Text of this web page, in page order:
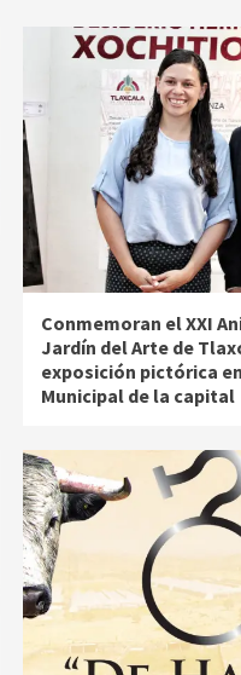
Conmemoran el XXI
Jardín del Arte de
exposición pictórica
Municipal de la capital